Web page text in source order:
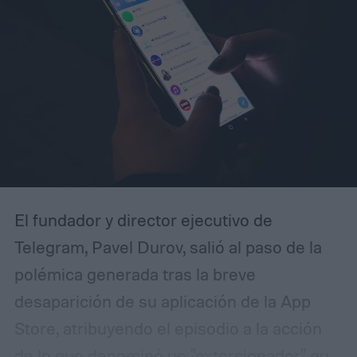
detalle casi irónico: la computadora frente
a la que parecía “trabajar” estaba apagada.
Desde entonces, la fotografía se volvió
símbolo de humor sobre oficina,
productividad aparente y nostalgia
El fundador y director ejecutivo de
Telegram, Pavel Durov, salió al paso de la
polémica generada tras la breve
desaparición de su aplicación de la App